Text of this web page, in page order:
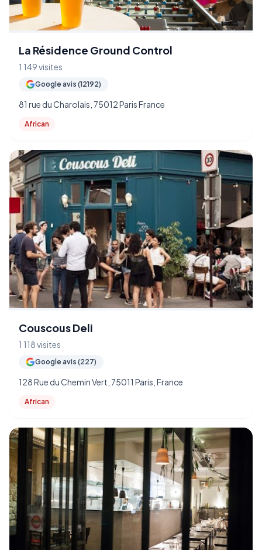
La Résidence Ground Control
1 149 visites
Google avis (12192)
81 rue du Charolais, 75012 Paris France
African
Couscous Deli
1 118 visites
Google avis (227)
128 Rue du Chemin Vert, 75011 Paris, France
African